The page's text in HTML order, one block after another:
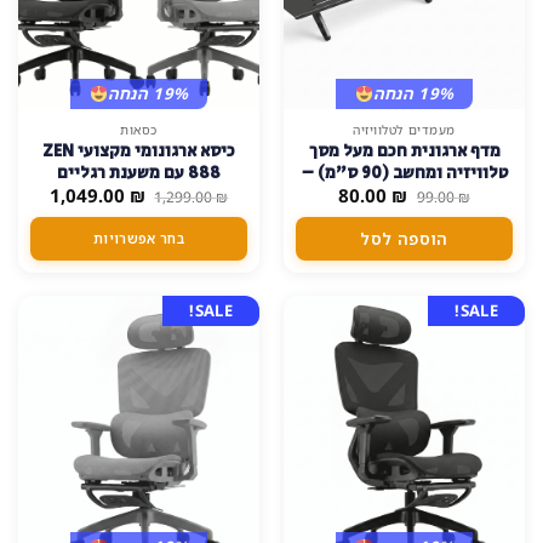
19% הנחה
מעמדים לטלוויזיה
מדף ארגונית חכם מעל מסך
טלוויזיה ומחשב (90 ס"מ) –
ללא קידוח
99.00₪ המחיר
המקורי
היה:
99.00 ₪.
80.00 ₪ המחיר
הנוכחי
80.00 ₪. הוספה לסל
19% הנחה
כסאות
כיסא ארגונומי מקצועי ZEN
888 עם משענת רגליים
ותמיכה אורטופדית מתקדמת
1,299.00₪ המחיר
המקורי
היה:
1,299.00 ₪.
1,049.00 ₪
הוא:
₪. בחר אפשרויות
זה
מספר
ניתן
את
האפשרויות
בעמוד
המוצר
SALE!
SALE!